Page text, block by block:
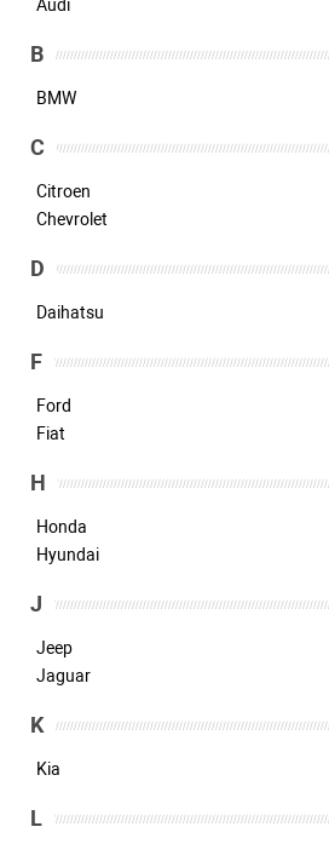
Audi
B
BMW
C
Citroen
Chevrolet
D
Daihatsu
F
Ford
Fiat
H
Honda
Hyundai
J
Jeep
Jaguar
K
Kia
L